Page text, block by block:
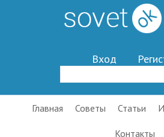
Вход
Главная Советы Статьи
Контакты